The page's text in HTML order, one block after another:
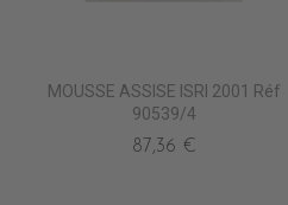
MOUSSE ASSISE ISRI 2001 Réf
90539/4
87,36 €